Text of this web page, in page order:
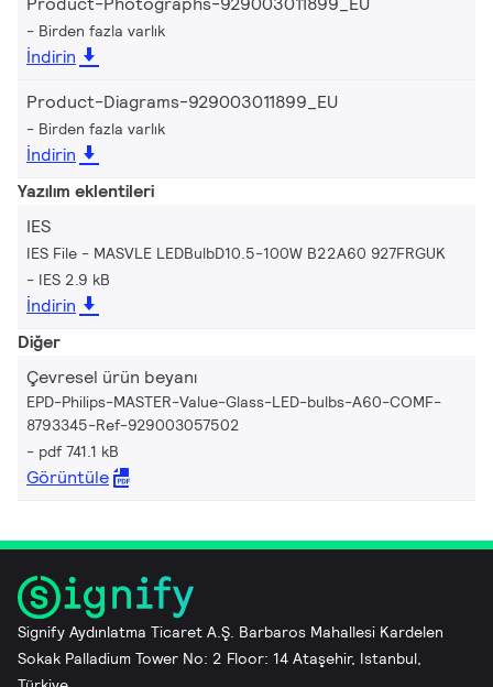
Birden fazla varlık
İndirin
Product-Diagrams-929003011899_EU
Birden fazla varlık
İndirin
Yazılım eklentileri
IES
IES File - MASVLE LEDBulbD10.5-100W B22A60 927FRGUK
IES 2.9 kB
İndirin
Diğer
Çevresel ürün beyanı
EPD-Philips-MASTER-Value-Glass-LED-bulbs-A60-COMF-
8793345-Ref-929003057502
pdf 741.1 kB
Görüntüle
Signify Aydınlatma Ticaret A.Ş. Barbaros Mahallesi Kardelen
Sokak Palladium Tower No: 2 Floor: 14 Ataşehir, Istanbul,